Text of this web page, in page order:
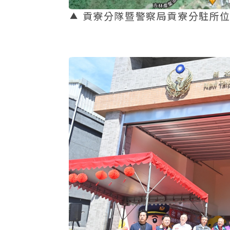
貢寮分隊暨警察局貢寮分駐所